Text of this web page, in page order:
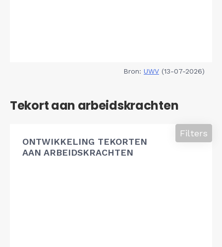
Bron: UWV (13-07-2026)
Tekort aan arbeidskrachten
ONTWIKKELING TEKORTEN
AAN ARBEIDSKRACHTEN
Filters